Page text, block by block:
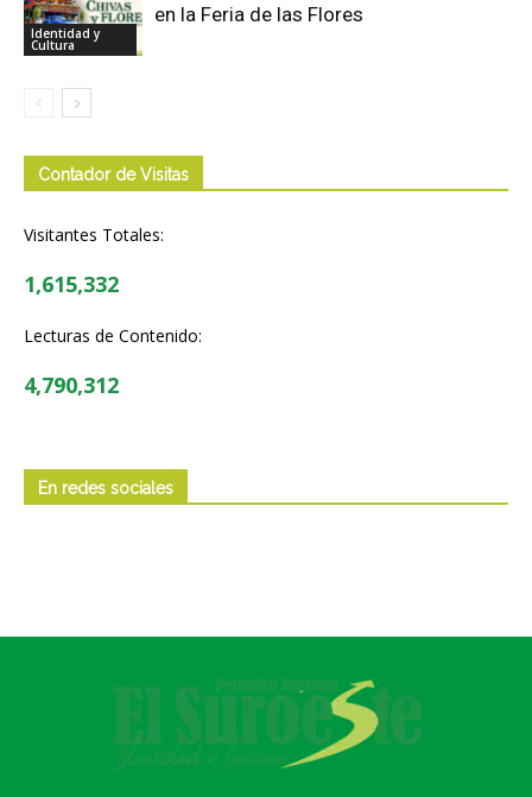
Identidad y
Cultura
en la Feria de las Flores
Contador de Visitas
Visitantes Totales:
1,615,332
Lecturas de Contenido:
4,790,312
En redes sociales